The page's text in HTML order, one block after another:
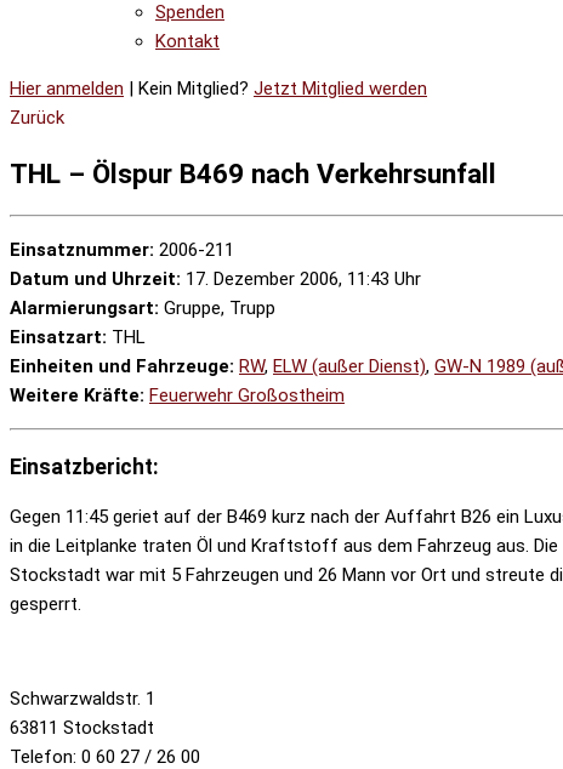
Spenden
Kontakt
Hier anmelden | Kein Mitglied? Jetzt Mitglied werden
Zurück
THL – Ölspur B469 nach Verkehrsunfall
Einsatznummer: 2006-211
Datum und Uhrzeit: 17. Dezember 2006, 11:43 Uhr
Alarmierungsart: Gruppe, Trupp
Einsatzart: THL
Einheiten und Fahrzeuge: RW, ELW (außer Dienst), GW-N 1989
Weitere Kräfte: Feuerwehr Großostheim
Einsatzbericht:
Gegen 11:45 geriet auf der B469 kurz nach der Auffahrt B26 ein
in die Leitplanke traten Öl und Kraftstoff aus dem Fahrzeug aus.
Stockstadt war mit 5 Fahrzeugen und 26 Mann vor Ort und streute
gesperrt.
Schwarzwaldstr. 1
63811 Stockstadt
Telefon: 0 60 27 / 26 00